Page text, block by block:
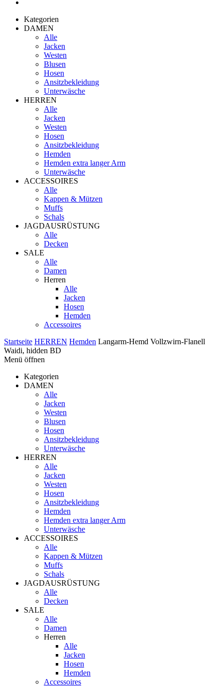
Kategorien
DAMEN
Alle
Jacken
Westen
Blusen
Hosen
Ansitzbekleidung
Unterwäsche
HERREN
Alle
Jacken
Westen
Hosen
Ansitzbekleidung
Hemden
Hemden extra langer Arm
Unterwäsche
ACCESSOIRES
Alle
Kappen & Mützen
Muffs
Schals
JAGDAUSRÜSTUNG
Alle
Decken
SALE
Alle
Damen
Herren
Alle
Jacken
Hosen
Hemden
Accessoires
Startseite HERREN Hemden Langarm-Hemd Vollzwirn-Flanell
Waidi, hidden BD
Menü öffnen
Kategorien
DAMEN
Alle
Jacken
Westen
Blusen
Hosen
Ansitzbekleidung
Unterwäsche
HERREN
Alle
Jacken
Westen
Hosen
Ansitzbekleidung
Hemden
Hemden extra langer Arm
Unterwäsche
ACCESSOIRES
Alle
Kappen & Mützen
Muffs
Schals
JAGDAUSRÜSTUNG
Alle
Decken
SALE
Alle
Damen
Herren
Alle
Jacken
Hosen
Hemden
Accessoires